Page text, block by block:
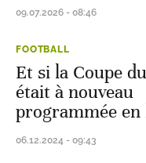
09.07.2026 - 08:46
FOOTBALL
Et si la Coupe
était à nouveau
programmée en
06.12.2024 - 09:43